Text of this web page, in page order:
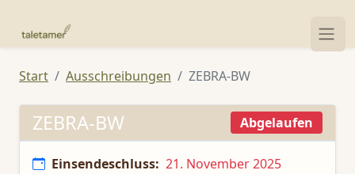
Start Ausschreibungen ZEBRA-BW
ZEBRA-BW Abgelaufen
Einsendeschluss: 21. November 2025